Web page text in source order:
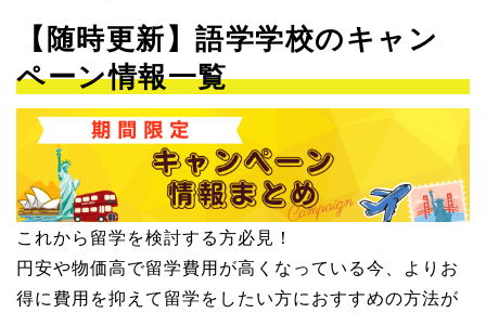
【随時更新】語学学校のキャン
ペーン情報一覧
これから留学を検討する方必見！
円安や物価高で留学費用が高くなっている今、よりお
得に費用を抑えて留学をしたい方におすすめの方法が